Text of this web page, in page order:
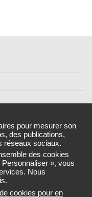
pour mesurer son
des publications,
réseaux sociaux.
des cookies
», vous
Nous
cookies pour en